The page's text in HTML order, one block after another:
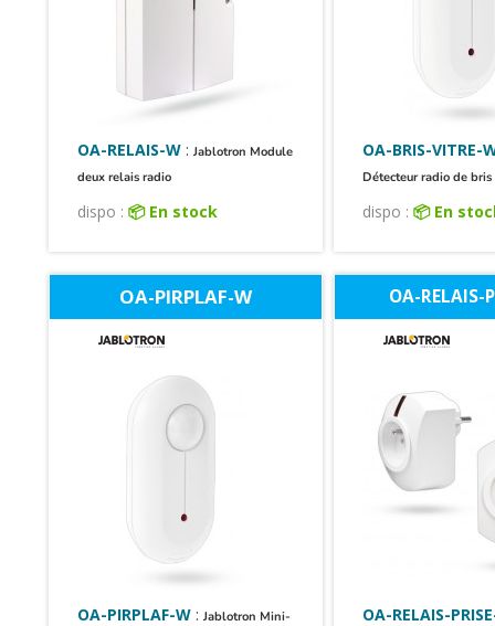
OA-RELAIS-W :Jablotron Module
deux relais radio
dispo : 📦 En stock
OA-BRIS-VITRE-
Détecteur radio de
dispo : 📦 En
OA-PIRPLAF-W
OA-PIRPLAF-W :Jablotron Mini-
OA-RELAIS-
OA-RELAIS-